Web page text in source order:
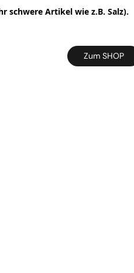
schwere Artikel wie z.B. Salz).
Zum SHOP